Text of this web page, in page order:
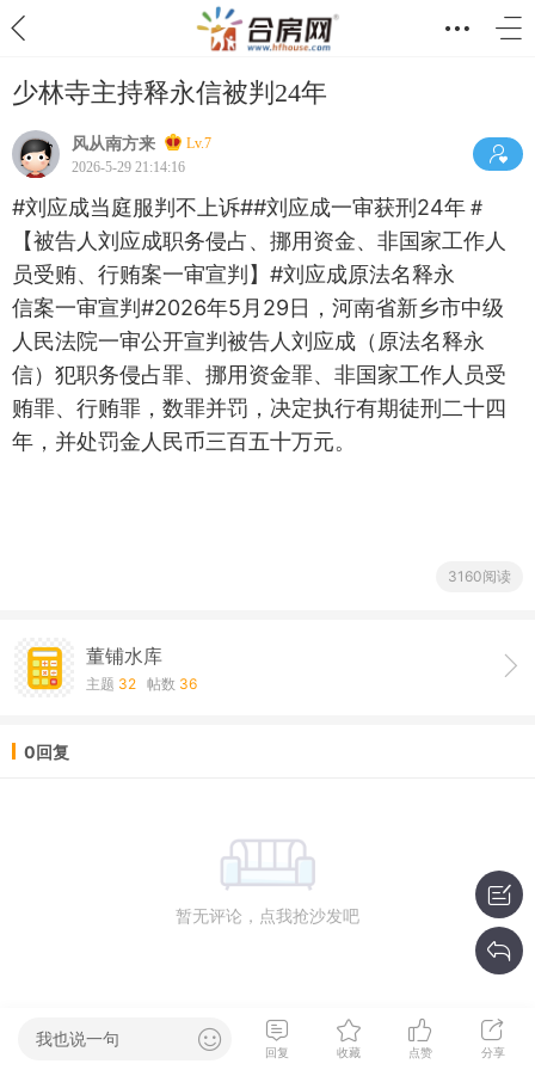
少林寺主持释永信被判24年
风从南方来
Lv.7
2026-5-29 21:14:16
#刘应成当庭服判不上诉##刘应成一审获刑24年＃
【被告人刘应成职务侵占、挪用资金、非国家工作人
员受贿、行贿案一审宣判】#刘应成原法名释永
信案一审宣判#2026年5月29日，河南省新乡市中级
人民法院一审公开宣判被告人刘应成（原法名释永
信）犯职务侵占罪、挪用资金罪、非国家工作人员受
贿罪、行贿罪，数罪并罚，决定执行有期徒刑二十四
年，并处罚金人民币三百五十万元。
3160阅读
董铺水库
主题 32 帖数 36
0回复
暂无评论，点我抢沙发吧
我也说一句
回复 收藏 点赞 分享